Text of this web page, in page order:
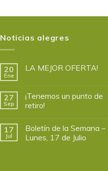
Noticias alegres
20
Ene
LA MEJOR OFERTA!
27
Sep
¡Tenemos un punto de
retiro!
17
Jul
Boletín de la Semana –
Lunes, 17 de Julio